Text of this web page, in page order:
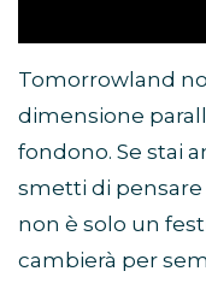
Tomorrowland
dimensione
fondono. Se stai
smetti di pensare
non è solo un
cambierà per